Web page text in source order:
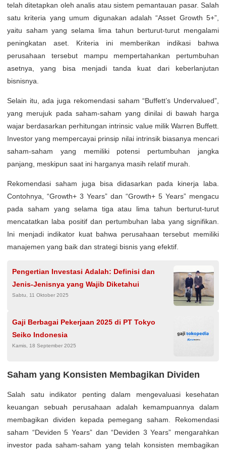
telah ditetapkan oleh analis atau sistem pemantauan pasar. Salah
satu kriteria yang umum digunakan adalah “Asset Growth 5+”,
yaitu saham yang selama lima tahun berturut-turut mengalami
peningkatan aset. Kriteria ini memberikan indikasi bahwa
perusahaan tersebut mampu mempertahankan pertumbuhan
asetnya, yang bisa menjadi tanda kuat dari keberlanjutan
bisnisnya.
Selain itu, ada juga rekomendasi saham “Buffett’s Undervalued”,
yang merujuk pada saham-saham yang dinilai di bawah harga
wajar berdasarkan perhitungan intrinsic value milik Warren Buffett.
Investor yang mempercayai prinsip nilai intrinsik biasanya mencari
saham-saham yang memiliki potensi pertumbuhan jangka
panjang, meskipun saat ini harganya masih relatif murah.
Rekomendasi saham juga bisa didasarkan pada kinerja laba.
Contohnya, “Growth+ 3 Years” dan “Growth+ 5 Years” mengacu
pada saham yang selama tiga atau lima tahun berturut-turut
mencatatkan laba positif dan pertumbuhan laba yang signifikan.
Ini menjadi indikator kuat bahwa perusahaan tersebut memiliki
manajemen yang baik dan strategi bisnis yang efektif.
Pengertian Investasi Adalah: Definisi dan
Jenis-Jenisnya yang Wajib Diketahui
Sabtu, 11 Oktober 2025
Gaji Berbagai Pekerjaan 2025 di PT Tokyo
Seiko Indonesia
Kamis, 18 September 2025
Saham yang Konsisten Membagikan Dividen
Salah satu indikator penting dalam mengevaluasi kesehatan
keuangan sebuah perusahaan adalah kemampuannya dalam
membagikan dividen kepada pemegang saham. Rekomendasi
saham “Deviden 5 Years” dan “Deviden 3 Years” mengarahkan
investor pada saham-saham yang telah konsisten membagikan